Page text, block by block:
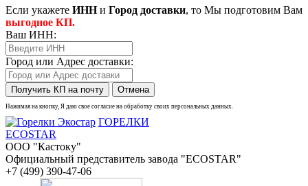
Eсли укажете ИННи Город доставки, то Мы подготовим Вам
выгодное КП.
Ваш ИНН:
Город или Адрес доставки:
Получить КП на почту Отмена
Нажимая на кнопку, Я даю свое согласие на обработку своих персональных данных.
ГОРЕЛКИ
ECOSTAR
ООО "Кастоку"
Официальный представитель завода "ECOSTAR"
+7 (499) 390-47-06